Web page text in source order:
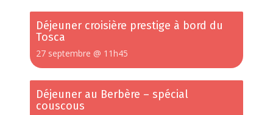
Déjeuner croisière prestige à bord du
Tosca
27 septembre @ 11h45
Déjeuner au Berbère – spécial
couscous